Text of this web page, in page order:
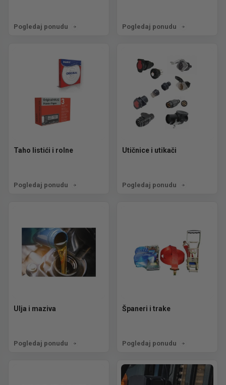
Pogledaj ponudu Pogledaj ponudu
Taho listići i rolne
Pogledaj ponudu
Utičnice i utikači
Pogledaj ponudu
Ulja i maziva
Pogledaj ponudu
Španeri i trake
Pogledaj ponudu